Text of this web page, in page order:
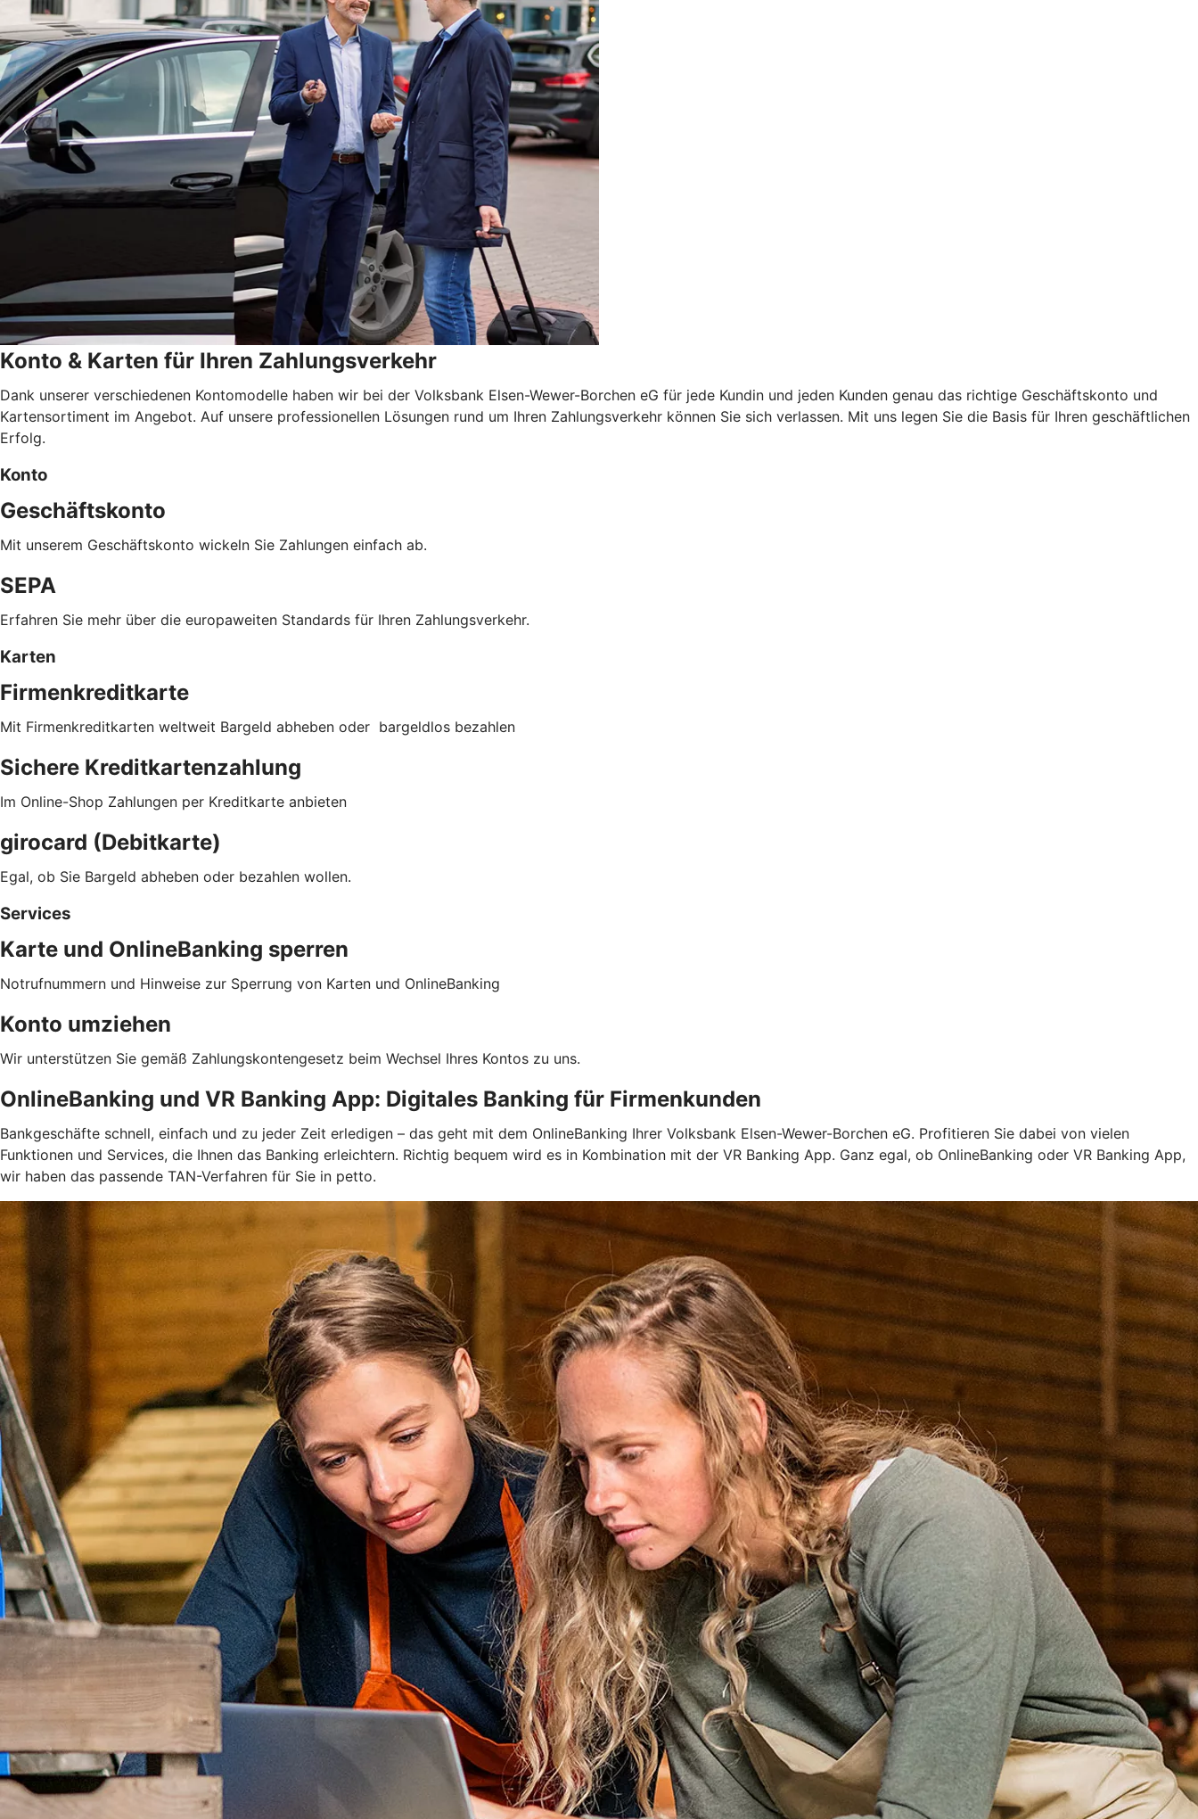
Konto & Karten für Ihren Zahlungsverkehr
Dank unserer verschiedenen Kontomodelle haben wir bei der Volksbank Elsen-Wewer-Borchen eG für jede Kundin und jeden Kunden genau das richtige Geschäftskonto und
Kartensortiment im Angebot. Auf unsere professionellen Lösungen rund um Ihren Zahlungsverkehr können Sie sich verlassen. Mit uns legen Sie die Basis für Ihren geschäftlichen
Erfolg.
Konto
Geschäftskonto
Mit unserem Geschäftskonto wickeln Sie Zahlungen einfach ab.
SEPA
Erfahren Sie mehr über die europaweiten Standards für Ihren Zahlungsverkehr.
Karten
Firmenkreditkarte
Mit Firmenkreditkarten weltweit Bargeld abheben oder bargeldlos bezahlen
Sichere Kreditkartenzahlung
Im Online-Shop Zahlungen per Kreditkarte anbieten
girocard (Debitkarte)
Egal, ob Sie Bargeld abheben oder bezahlen wollen.
Services
Karte und OnlineBanking sperren
Notrufnummern und Hinweise zur Sperrung von Karten und OnlineBanking
Konto umziehen
Wir unterstützen Sie gemäß Zahlungskontengesetz beim Wechsel Ihres Kontos zu uns.
OnlineBanking und VR Banking App: Digitales Banking für Firmenkunden
Bankgeschäfte schnell, einfach und zu jeder Zeit erledigen – das geht mit dem OnlineBanking Ihrer Volksbank Elsen-Wewer-Borchen eG. Profitieren Sie dabei von vielen
Funktionen und Services, die Ihnen das Banking erleichtern. Richtig bequem wird es in Kombination mit der VR Banking App. Ganz egal, ob OnlineBanking oder VR Banking App,
wir haben das passende TAN-Verfahren für Sie in petto.